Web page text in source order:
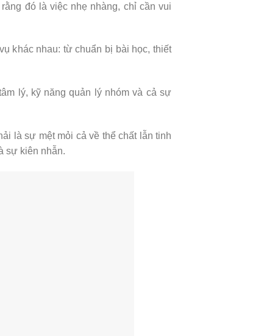
đó là việc nhẹ nhàng, chỉ cần vui
khác nhau: từ chuẩn bị bài học, thiết
lý, kỹ năng quản lý nhóm và cả sự
là sự mệt mỏi cả về thể chất lẫn tinh
sự kiên nhẫn.